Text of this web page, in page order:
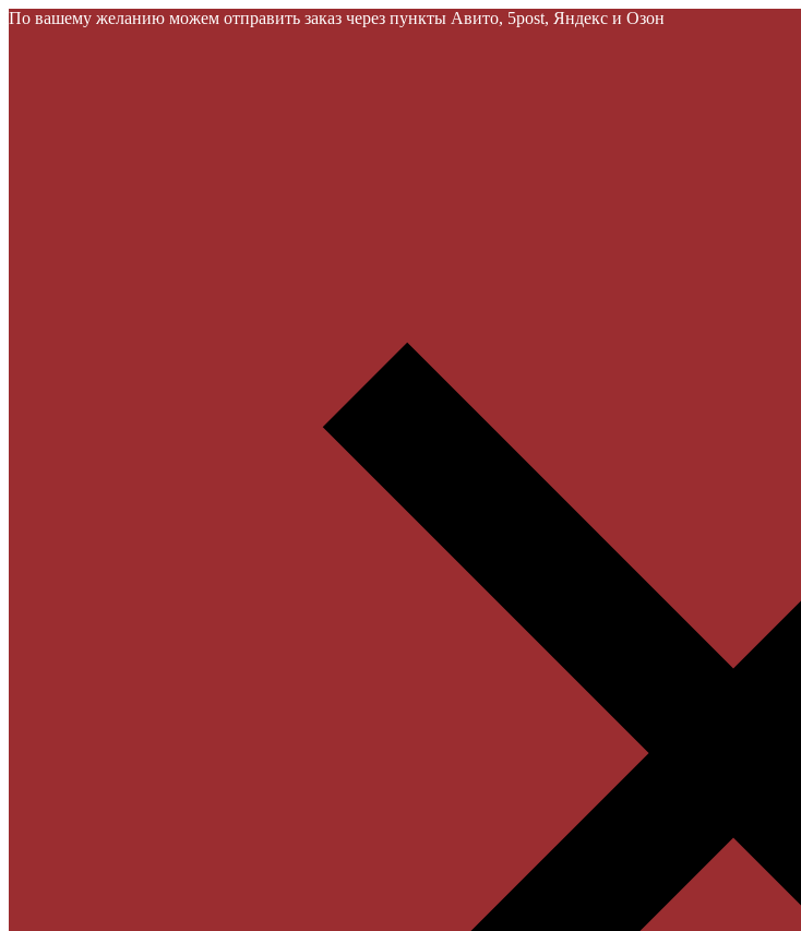
По вашему желанию можем отправить заказ через пункты Авито, 5post, Яндекс и Озон